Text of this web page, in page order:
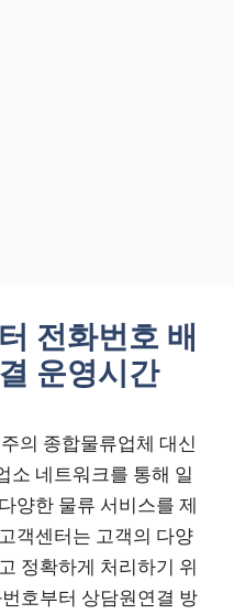
전화번호 배
운영시간
의 종합물류업체 대신
소 네트워크를 통해 일
양한 물류 서비스를 제
객센터는 고객의 다양
정확하게 처리하기 위
호부터 상담원연결 방